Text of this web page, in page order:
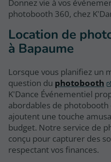
Donnez vie à vos
photobooth 360, chez
Location de
à Bapaume
Lorsque vous planifiez un
question du photobooth
K'Dance Événementiel
abordables de
ajoutent une touche
budget. Notre service de
conçu pour capturer des
respectant vos finances.